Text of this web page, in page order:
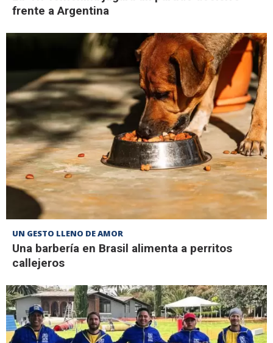
frente a Argentina
UN GESTO LLENO DE AMOR
Una barbería en Brasil alimenta a perritos
callejeros